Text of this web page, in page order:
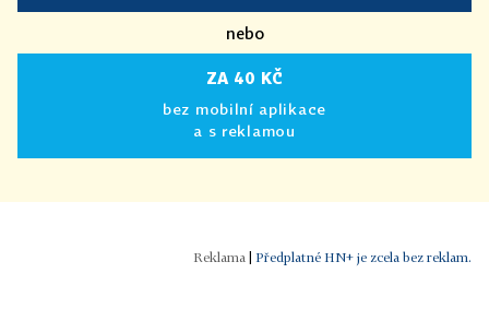
nebo
ZA 40 KČ
bez mobilní aplikace
a s reklamou
Předplatné HN+ je zcela bez reklam.